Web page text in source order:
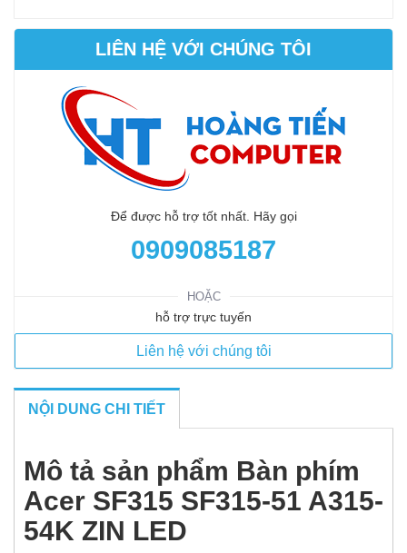
LIÊN HỆ VỚI CHÚNG TÔI
Để được hỗ trợ tốt nhất. Hãy gọi
0909085187
HOẶC
hỗ trợ trực tuyến
Liên hệ với chúng tôi
NỘI DUNG CHI TIẾT
Mô tả sản phẩm Bàn phím
Acer SF315 SF315-51 A315-
54K ZIN LED